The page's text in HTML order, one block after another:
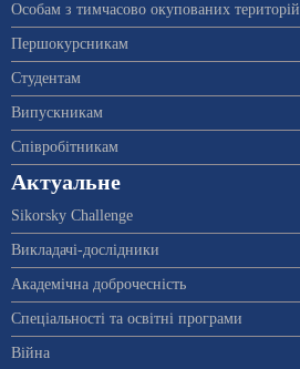
Особам з тимчасово окупованих територій
Першокурсникам
Студентам
Випускникам
Співробітникам
Актуальне
Sikorsky Challenge
Викладачі-дослідники
Академічна доброчесність
Спеціальності та освітні програми
Війна